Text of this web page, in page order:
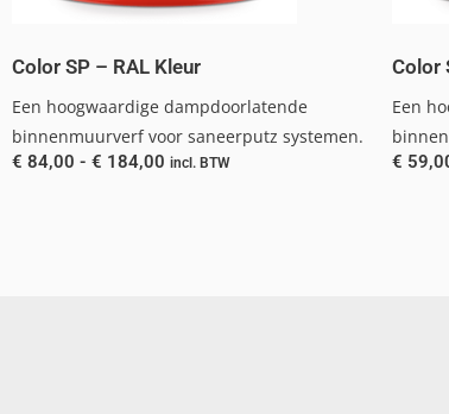
Color SP – RAL Kleur
Een hoogwaardige dampdoorlatende
binnenmuurverf voor saneerputz systemen.
€ 84,00 - € 184,00 incl. BTW
Color
Een
€